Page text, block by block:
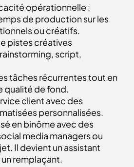
opérationnelle :
de production sur les
ou créatifs.
pistes créatives
script,
tâches récurrentes tout en
qualité de fond.
client avec des
personnalisées.
en binôme avec des
media managers ou
Il devient un assistant
remplaçant.